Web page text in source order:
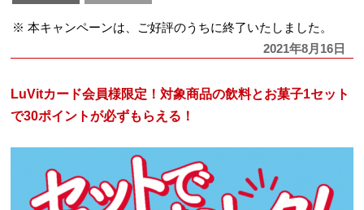
※ 本キャンペーンは、ご好評のうちに終了いたしました。
2021年8月16日
LuVitカード会員様限定！対象商品の飲料とお菓子1セット
で30ポイントが必ずもらえる！